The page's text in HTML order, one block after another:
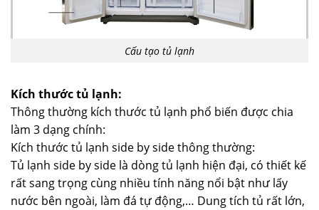
Cấu tạo tủ lạnh
Kích thước tủ lạnh:
Thông thường kích thước tủ lạnh phổ biến được chia
làm 3 dạng chính:
Kích thước tủ lạnh side by side thông thường:
Tủ lạnh side by side là dòng tủ lạnh hiện đại, có thiết kế
rất sang trọng cùng nhiều tính năng nổi bật như lấy
nước bên ngoài, làm đá tự động,… Dung tích tủ rất lớn,